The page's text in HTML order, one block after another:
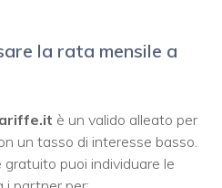
la rata mensile a
è un valido alleato per
un tasso di interesse basso.
puoi individuare le